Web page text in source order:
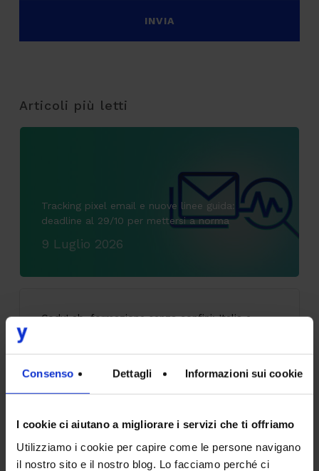
Consenso Dettagli Informazioni sui cookie
I cookie ci aiutano a migliorare i servizi che ti offriamo
Utilizziamo i cookie per capire come le persone navigano
il nostro sito e il nostro blog. Lo facciamo perché ci
Articoli più letti
Tracking pixel email e nuove linee guida:
deadline al 29/10 per mettersi a norma
9 Luglio 2026
CodyLab, formazione senza confini: Italia e
25 Giugno 2026
Accessibilità digitale: il caso SOL Veritas tra
innovazione, inclusione ed esperienza utente